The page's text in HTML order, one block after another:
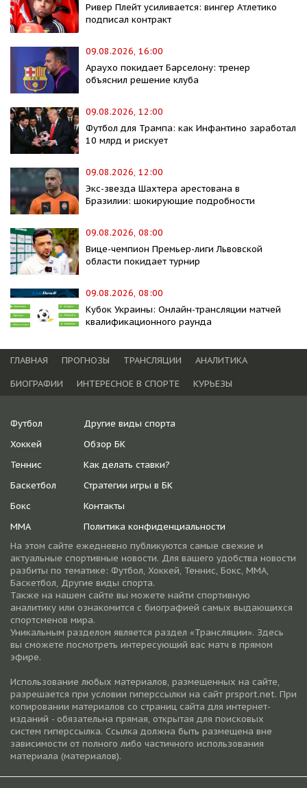
Ривер Плейт усиливается: вингер Атлетико
подписал контракт
09.08.2026, 16:00
Араухо покидает Барселону: тренер
объяснил решение клуба
09.08.2026, 12:00
Футбол для Трампа: как Инфантино заработал
10 млрд и рискует
09.08.2026, 12:00
Экс-звезда Шахтера арестована в
Бразилии: шокирующие подробности
09.08.2026, 08:00
Вице-чемпион Премьер-лиги Львовской
области покидает турнир
09.08.2026, 08:00
Кубок Украины: Онлайн-трансляции матчей
квалификационного раунда
ГЛАВНАЯ ПРОГНОЗЫ ТРАНСЛЯЦИИ
АНАЛИТИКА
БИОГРАФИИ
ИНТЕРЕСНОЕ В СПОРТЕ КУРЬЕЗЫ
Футбол
Хоккей
Теннис
Баскетбол
Бокс
ММА
Другие виды спорта
Обзор БК
Как делать ставки?
Стратегии игры в БК
Контакты
Политика конфиденциальности
На этом сайте ежедневно публикуются самые свежие и
актуальные спортивные новости. Для вашего удобства новости
разбиты по тематике: Футбол, Хоккей, Теннис, Бокс, ММА,
Баскетбол, Другие виды спорта.
Также на нашем сайте вы можете найти спортивную
аналитику или ознакомится с биографией самых выдающихся
спортсменов мира.
Уникальным разделом является раздел «Трансляции». Здесь
вы сможете посмотреть интересующий вас матч в прямом
эфире.
Использование любых материалов, размещенных на сайте,
разрешается при условии гиперссылки на cайт prsport.net. При
копировании материалов со страниц сайта для интернет-
изданий - обязательна прямая, открытая для поисковых
систем гиперссылка. Ссылка должна быть размещена вне
зависимости от полного либо частичного использования
материала (материалов).